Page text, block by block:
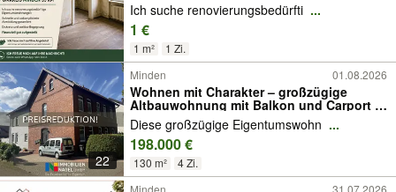
Ich suche renovierungsbedürfti ...
1 €
1 m² 1 Zi.
22
Minden 01.08.2026
Wohnen mit Charakter – großzügige
Altbauwohnung mit Balkon und Carport in
Minden - Süd
Diese großzügige Eigentumswohn ...
198.000 €
130 m² 4 Zi.
Minden 31.07.2026